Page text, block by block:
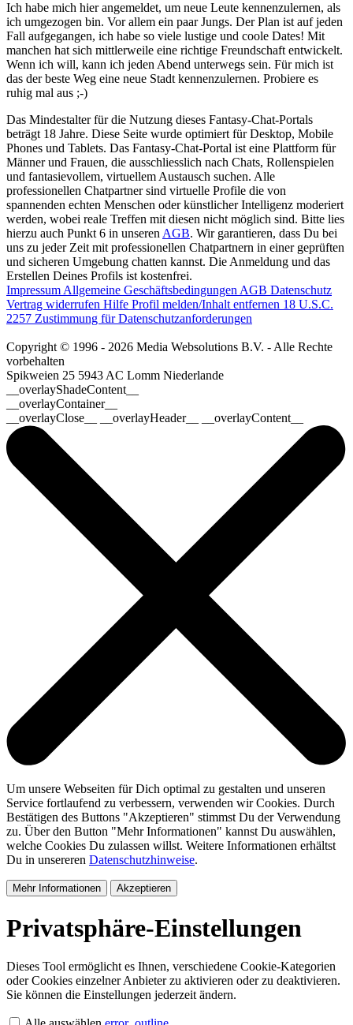
Ich habe mich hier angemeldet, um neue Leute kennenzulernen, als
ich umgezogen bin. Vor allem ein paar Jungs. Der Plan ist auf jeden
Fall aufgegangen, ich habe so viele lustige und coole Dates! Mit
manchen hat sich mittlerweile eine richtige Freundschaft entwickelt.
Wenn ich will, kann ich jeden Abend unterwegs sein. Für mich ist
das der beste Weg eine neue Stadt kennenzulernen. Probiere es
ruhig mal aus ;-)
Das Mindestalter für die Nutzung dieses Fantasy-Chat-Portals
beträgt 18 Jahre. Diese Seite wurde optimiert für Desktop, Mobile
Phones und Tablets. Das Fantasy-Chat-Portal ist eine Plattform für
Männer und Frauen, die ausschliesslich nach Chats, Rollenspielen
und fantasievollem, virtuellem Austausch suchen. Alle
professionellen Chatpartner sind virtuelle Profile die von
spannenden echten Menschen oder künstlicher Intelligenz moderiert
werden, wobei reale Treffen mit diesen nicht möglich sind. Bitte lies
hierzu auch Punkt 6 in unseren AGB. Wir garantieren, dass Du bei
uns zu jeder Zeit mit professionellen Chatpartnern in einer geprüften
und sicheren Umgebung chatten kannst. Die Anmeldung und das
Erstellen Deines Profils ist kostenfrei.
Impressum Allgemeine Geschäftsbedingungen AGB Datenschutz
Vertrag widerrufen Hilfe Profil melden/Inhalt entfernen 18 U.S.C.
2257 Zustimmung für Datenschutzanforderungen
Copyright © 1996 - 2026 Media Websolutions B.V. - Alle Rechte
vorbehalten
Spikweien 25 5943 AC Lomm Niederlande
__overlayShadeContent__
__overlayContainer__
__overlayClose__ __overlayHeader__ __overlayContent__
Um unsere Webseiten für Dich optimal zu gestalten und unseren
Service fortlaufend zu verbessern, verwenden wir Cookies. Durch
Bestätigen des Buttons "Akzeptieren" stimmst Du der Verwendung
zu. Über den Button "Mehr Informationen" kannst Du auswählen,
welche Cookies Du zulassen willst. Weitere Informationen erhältst
Du in unsereren Datenschutzhinweise.
Mehr Informationen Akzeptieren
Privatsphäre-Einstellungen
Dieses Tool ermöglicht es Ihnen, verschiedene Cookie-Kategorien
oder Cookies einzelner Anbieter zu aktivieren oder zu deaktivieren.
Sie können die Einstellungen jederzeit ändern.